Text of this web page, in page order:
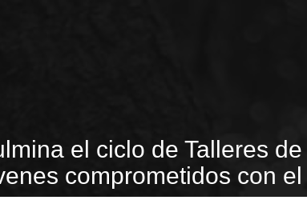
el ciclo de Talleres
comprometidos con